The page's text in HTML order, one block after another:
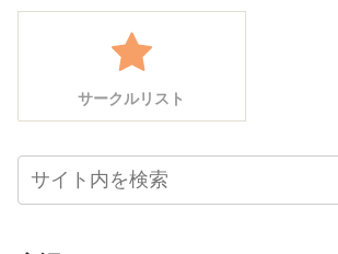
サークルリスト